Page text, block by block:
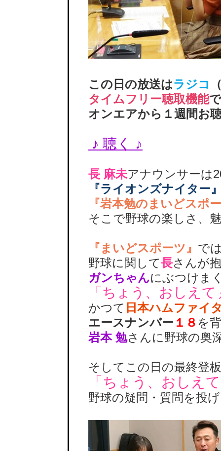
この日の放送はラジコ
タイムフリー聴取機能で
オンエアから１週間お
♪ 聴く ♪
長 麻未アナウンサーは
『ライオンズナイター
『岩本勉のまいどスポ
そこで野球の楽しさ、
『まいどスポーツ』 で
野球に関して長さんが
ガンちゃんにぶつけま
「ちょう、おしえ
かつて 日本ハムファイ
エースナンバー １８ を
岩本 勉さんに野球の奥
そしてこの日の最終登
「ちょう、おしえ
野球の疑問・質問を投